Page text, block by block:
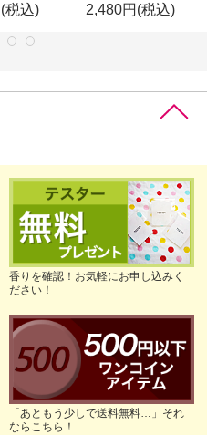
(税込) 2,480円(税込)
香りを確認！お気軽にお申し込みく
ださい！
「あともう少しで送料無料…」それ
ならこちら！